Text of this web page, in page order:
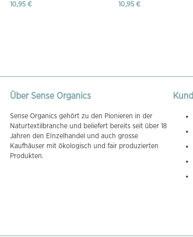
10,95 €
10,95 €
Über Sense Organics
Sense Organics gehört zu den Pionieren in der
Naturtextilbranche und beliefert bereits seit über 18
Jahren den EInzelhandel und auch grosse
Kaufhäuser mit ökologisch und fair produzierten
Produkten.